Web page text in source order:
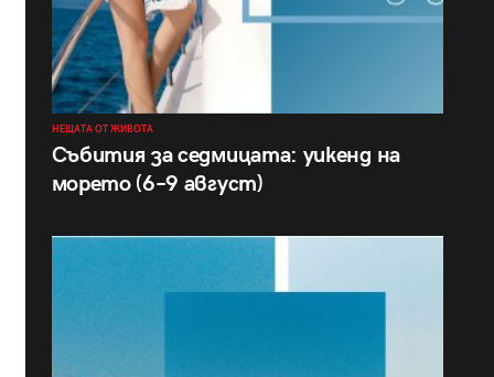
НЕЩАТА ОТ ЖИВОТА
Събития за седмицата: уикенд на
морето (6–9 август)